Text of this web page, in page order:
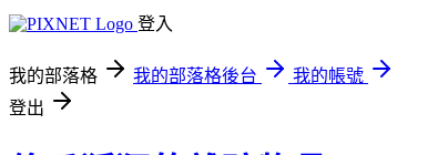
登入
我的部落格 我的部落格後台
我的帳號
登出